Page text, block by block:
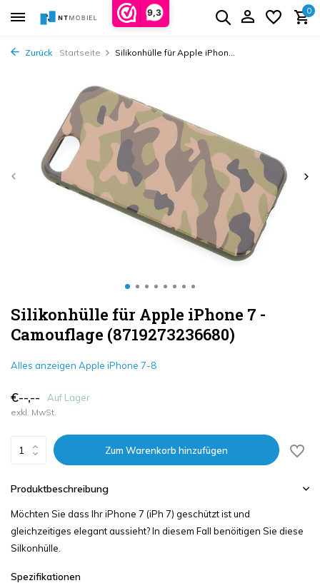
9,3 0
Zurück Startseite Silikonhülle für Apple iPhon...
Silikonhülle für Apple iPhone 7 -
Camouflage (8719273236680)
Alles anzeigen Apple iPhone 7-8
€--,-- Auf Lager
exkl. MwSt.
Zum Warenkorb hinzufügen
Produktbeschreibung
Möchten Sie dass Ihr iPhone 7 (iPh 7) geschützt ist und
gleichzeitiges elegant aussieht? In diesem Fall benöitigen Sie diese
Silkonhülle.
Spezifikationen